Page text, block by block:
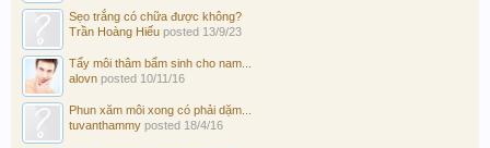
Sẹo trắng có chữa được không?
Trần Hoàng Hiếu posted 13/9/23
Tẩy môi thâm bẩm sinh cho nam...
alovn posted 10/11/16
Phun xăm môi xong có phải dặm...
tuvanthammy posted 18/4/16